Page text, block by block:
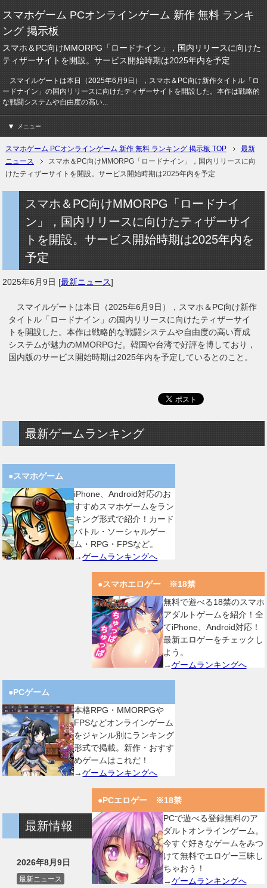
スマホゲーム PCオンラインゲーム 新作 無料 ランキ
ング 掲示板
スマホ＆PC向けMMORPG「ロードナイン」，国内リリースに向けた
ティザーサイトを開設。サービス開始時期は2025年内を予定
スマイルゲートは本日（2025年6月9日），スマホ＆PC向け新作タイトル「ロ
ードナイン」の国内リリースに向けたティザーサイトを開設した。本作は戦略的
な戦闘システムや自由度の高い...
メニュー
スマホゲーム PCオンラインゲーム 新作 無料 ランキング 掲示板 TOP
最新
ニュース
スマホ＆PC向けMMORPG「ロードナイン」，国内リリースに向
けたティザーサイトを開設。サービス開始時期は2025年内を予定
スマホ＆PC向けMMORPG「ロードナイ
ン」，国内リリースに向けたティザーサイ
トを開設。サービス開始時期は2025年内を
予定
2025年6月9日 [最新ニュース]
スマイルゲートは本日（2025年6月9日），スマホ＆PC向け新作
タイトル「ロードナイン」の国内リリースに向けたティザーサイ
トを開設した。本作は戦略的な戦闘システムや自由度の高い育成
システムが魅力のMMORPGだ。韓国や台湾で好評を博しており，
国内版のサービス開始時期は2025年内を予定しているとのこと。
最新ゲームランキング
●スマホゲーム
iPhone、Android対応のお
すすめスマホゲームをラン
キング形式で紹介！カード
バトル・ソーシャルゲー
ム・RPG・FPSなど。
→ゲームランキングへ
●スマホエロゲー ※18禁
無料で遊べる18禁のスマホ
アダルトゲームを紹介！全
てiPhone、Android対応！
最新エロゲーをチェックし
よう。
→ゲームランキングへ
●PCゲーム
本格RPG・MMORPGや
FPSなどオンラインゲーム
をジャンル別にランキング
形式で掲載。新作・おすす
めゲームはこれだ！
→ゲームランキングへ
●PCエロゲー ※18禁
PCで遊べる登録無料のア
ダルトオンラインゲーム。
今すぐ好きなゲームをみつ
けて無料でエロゲー三昧し
ちゃおう！
→ゲームランキングへ
最新情報
2026年8月9日
最新ニュース